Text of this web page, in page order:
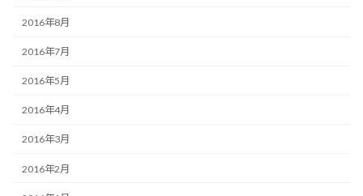
2016年8月
2016年7月
2016年5月
2016年4月
2016年3月
2016年2月